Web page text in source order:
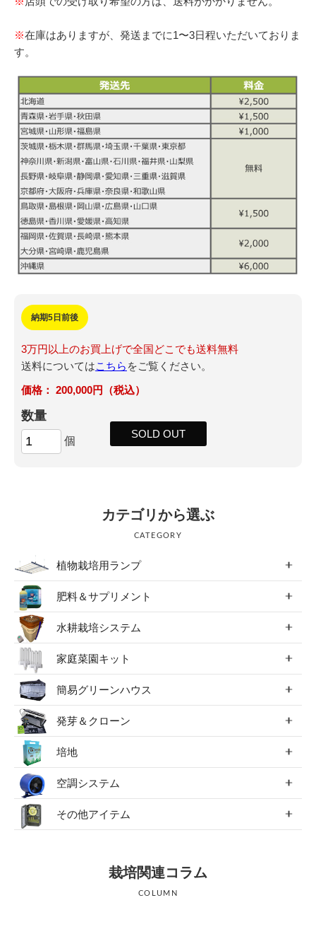
※在庫はありますが、発送までに1〜3日程いただいておりま
す。
納期5日前後
3万円以上のお買上げで全国どこでも送料無料
送料についてはこちら をご覧ください。
200,000円（税込）
数量
個
SOLD OUT
カテゴリから選ぶ
CATEGORY
植物栽培用ランプ
肥料＆サプリメント
水耕栽培システム
家庭菜園キット
簡易グリーンハウス
発芽＆クローン
培地
空調システム
その他アイテム
栽培関連コラム
COLUMN